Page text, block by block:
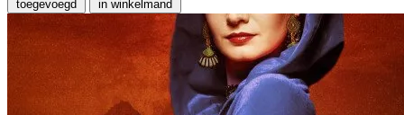
toegevoegd in winkelmand